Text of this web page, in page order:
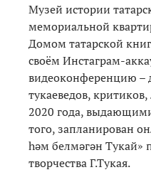
Музей истории
мемориальной
Домом татарской
своём Инстаграм-
видеоконференцию –
тукаеведов,
2020 года,
того, запланирован
һәм белмәгән Тукай»
творчества Г.Тукая.